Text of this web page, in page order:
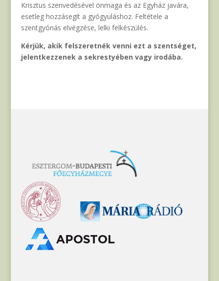
Krisztus szenvedésével önmaga és az Egyház javára,
esetleg hozzásegít a gyógyuláshoz. Feltétele a
szentgyónás elvégzése, lelki felkészülés.
Kérjük, akik felszeretnék venni ezt a szentséget,
jelentkezzenek a sekrestyében vagy irodába.